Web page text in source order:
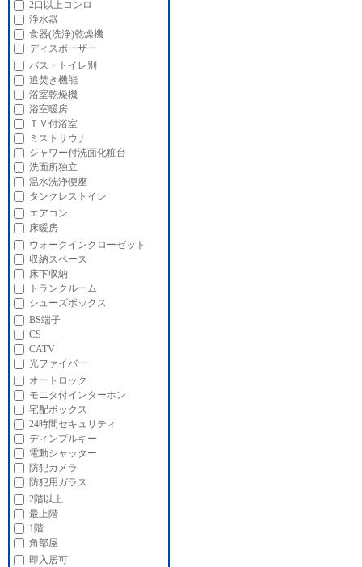
2口以上コンロ
浄水器
食器(洗浄)乾燥機
ディスポーザー
バス・トイレ別
追焚き機能
浴室乾燥機
浴室暖房
ＴＶ付浴室
ミストサウナ
シャワー付洗面化粧台
洗面所独立
温水洗浄便座
タンクレストイレ
エアコン
床暖房
ウォークインクローゼット
収納スペース
床下収納
トランクルーム
シューズボックス
BS端子
CS
CATV
光ファイバー
オートロック
モニタ付インターホン
宅配ボックス
24時間セキュリティ
ディンプルキー
電動シャッター
防犯カメラ
防犯用ガラス
2階以上
最上階
1階
角部屋
即入居可